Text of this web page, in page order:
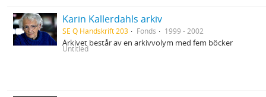
Karin Kallerdahls arkiv
SE Q Handskrift 203 Fonds 1999 - 2002
Arkivet består av en arkivvolym med fem böcker
Untitled